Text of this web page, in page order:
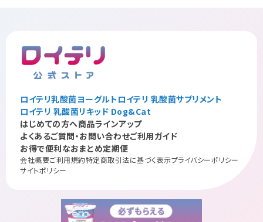
ロイテリ乳酸菌ヨーグルトロイテリ 乳酸菌サプリメント
ロイテリ 乳酸菌リキッド Dog&Cat
はじめての方へ商品ラインアップ
よくあるご質問・お問い合わせご利用ガイド
お得で便利なおまとめ定期便
会社概要ご利用規約特定商取引法に基づく表示プライバシーポリシー
サイトポリシー